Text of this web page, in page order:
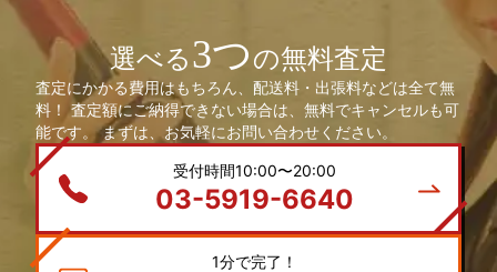
選べる3つの無料査定
査定にかかる費用はもちろん、配送料・出張料などは全て無
料！ 査定額にご納得できない場合は、無料でキャンセルも可
能です。 まずは、お気軽にお問い合わせください。
受付時間10:00〜20:00
03-5919-6640
1分で完了！